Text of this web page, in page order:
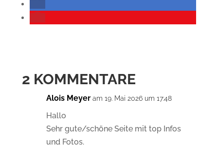
2 KOMMENTARE
Alois Meyer am 19. Mai 2026 um 17:48
Hallo
Sehr gute/schöne Seite mit top Infos
und Fotos.